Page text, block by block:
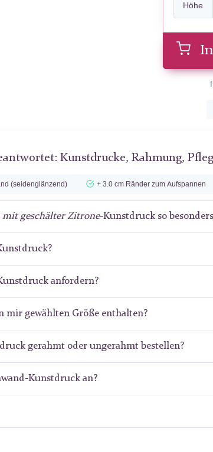
Höhe
Kunstdrucke, Rahmung,
(seidenglänzend) + 3.0 cm Ränder zum Aufspannen
mit geschälter Zitrone-Kunstdruck so
anfordern?
mir gewählten Größe enthalten?
gerahmt oder ungerahmt bestellen?
Kunstdruck an?